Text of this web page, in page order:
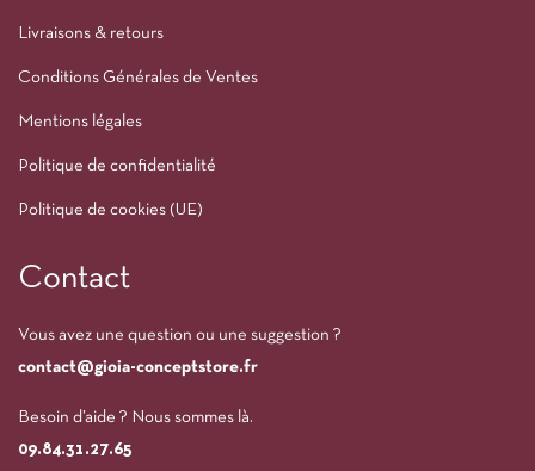
Livraisons & retours
Conditions Générales de Ventes
Mentions légales
Politique de confidentialité
Politique de cookies (UE)
Contact
Vous avez une question ou une suggestion ?
contact@gioia-conceptstore.fr
Besoin d’aide ? Nous sommes là.
09.84.31.27.65